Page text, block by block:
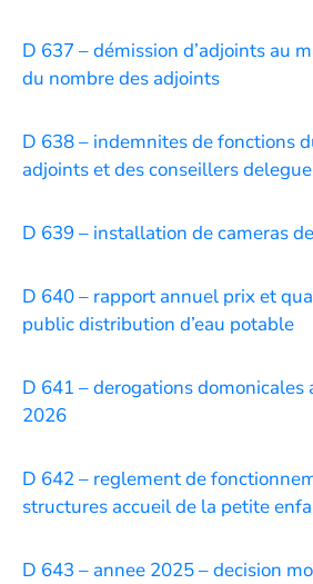
D 637 – démission d’adjoints au
du nombre des adjoints
D 638 – indemnites de fonctions
adjoints et des conseillers
D 639 – installation de cameras
D 640 – rapport annuel prix et
public distribution d’eau potable
D 641 – derogations domonicales
2026
D 642 – reglement de
structures accueil de la petite
D 643 – annee 2025 – decision